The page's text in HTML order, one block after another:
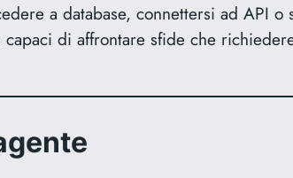
a database, connettersi ad API o
di affrontare sfide che